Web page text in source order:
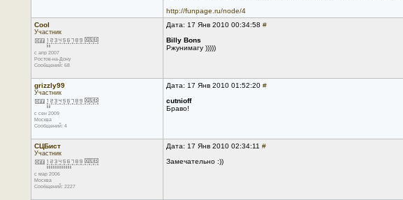
http://funpage.ru/node/4
Cool
Участник
с апр 2007
Ростов-на-Дону
Сообщений: 68
Дата: 17 Янв 2010 00:34:58 #
Billy Bons
Ржунимагу )))))
grizzly99
Участник
с сен 2009
Москва
Сообщений: 4
Дата: 17 Янв 2010 01:52:20 #
cutnioff
Браво!
СЦБист
Участник
с мар 2006
Москва
Сообщений: 2227
Дата: 17 Янв 2010 02:34:11 #
Замечательно :))